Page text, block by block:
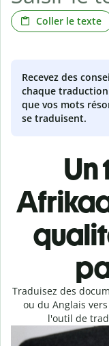
Coller le texte
Recevez des
chaque
que vos mots
se traduisent.
Traduisez des
ou du Anglais
l'outil de